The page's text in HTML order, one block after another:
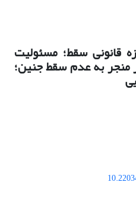
قانونی سقط؛ مسئولیت
به عدم سقط جنین؛